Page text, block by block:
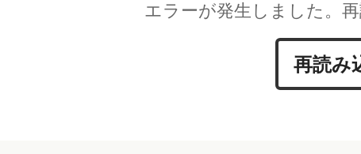
エラーが発生しました。
再読み